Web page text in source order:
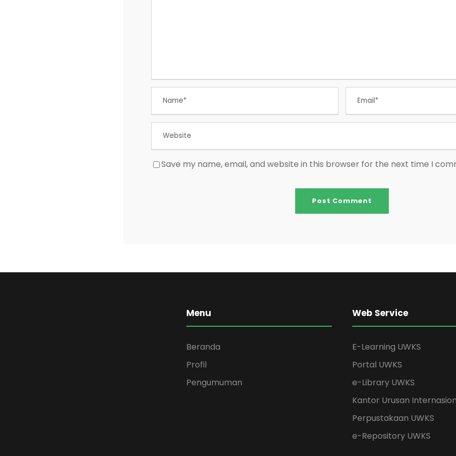
Save my name, email, and website in this browser for the next time I
Menu
Beranda
Profil
Pengumuman
Web Service
E-Learning UWKS
Portal UWKS
e-Library UWKS
Kantor Urusan
Perpustakaan UWKS
e-Repository UWKS